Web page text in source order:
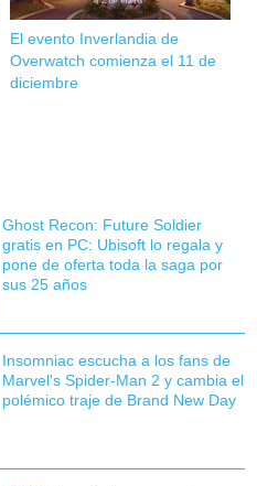
El evento Inverlandia de
Overwatch comienza el 11 de
diciembre
Ghost Recon: Future Soldier
gratis en PC: Ubisoft lo regala y
pone de oferta toda la saga por
sus 25 años
Insomniac escucha a los fans de
Marvel's Spider-Man 2 y cambia el
polémico traje de Brand New Day